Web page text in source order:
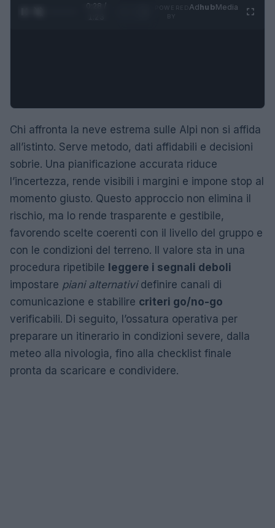
0:29 /
AdhubMedia
Chi affronta la neve estrema sulle Alpi non si affida
all’istinto. Serve metodo, dati affidabili e decisioni
sobrie. Una pianificazione accurata riduce
l’incertezza, rende visibili i margini e impone stop al
momento giusto. Questo approccio non elimina il
rischio, ma lo rende trasparente e gestibile,
favorendo scelte coerenti con il livello del gruppo e
con le condizioni del terreno. Il valore sta in una
procedura ripetibile leggere i segnali deboli
impostare piani alternatividefinire canali di
comunicazione e stabilire criteri go/no-go
verificabili. Di seguito, l’ossatura operativa per
preparare un itinerario in condizioni severe, dalla
meteo alla nivologia, fino alla checklist finale
pronta da scaricare e condividere.